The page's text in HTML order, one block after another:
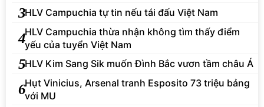
3HLV Campuchia tự tin nếu tái đấu Việt Nam
4HLV Campuchia thừa nhận không tìm thấy điểm
yếu của tuyển Việt Nam
5HLV Kim Sang Sik muốn Đình Bắc vươn tầm châu Á
6Hụt Vinicius, Arsenal tranh Esposito 73 triệu bảng
với MU